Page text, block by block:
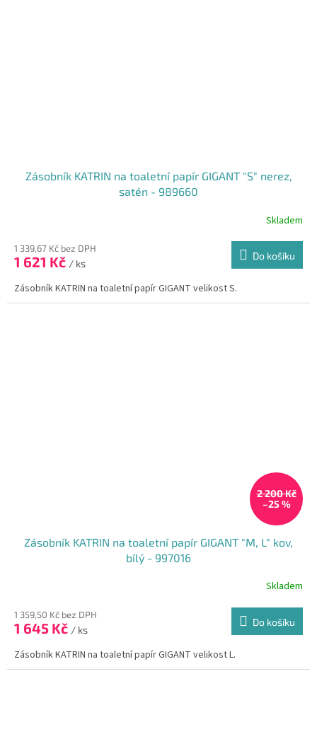
Zásobník KATRIN na toaletní papír GIGANT "S" nerez,
satén - 989660
Skladem
1 339,67 Kč bez DPH
1 621 Kč / ks
Do košíku
Zásobník KATRIN na toaletní papír GIGANT velikost S.
2 200 Kč
–25 %
Zásobník KATRIN na toaletní papír GIGANT "M, L" kov,
bílý - 997016
Skladem
1 359,50 Kč bez DPH
1 645 Kč / ks
Do košíku
Zásobník KATRIN na toaletní papír GIGANT velikost L.